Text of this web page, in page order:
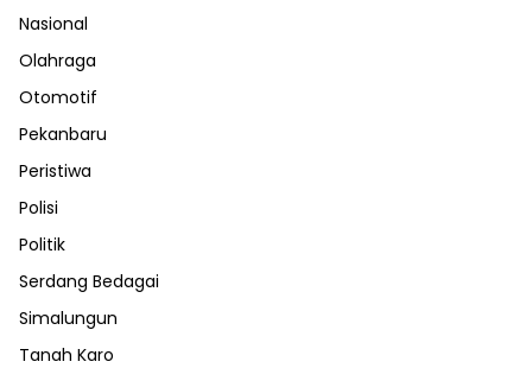
Nasional
Olahraga
Otomotif
Pekanbaru
Peristiwa
Polisi
Politik
Serdang Bedagai
Simalungun
Tanah Karo